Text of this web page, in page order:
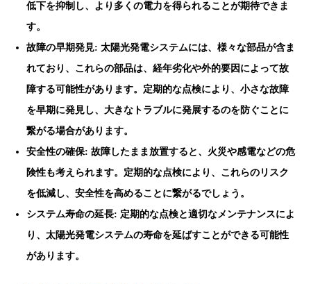
低下を抑制し、より多くの電力を得られることが期待できま
す。
故障の早期発見: 太陽光発電システムには、様々な部品が含ま
れており、これらの部品は、経年劣化や外的要因によって故
障する可能性があります。定期的な点検により、小さな故障
を早期に発見し、大きなトラブルに発展するのを防ぐことに
繋がる場合があります。
安全性の確保: 故障したまま放置すると、火災や感電などの危
険性も考えられます。定期的な点検により、これらのリスク
を低減し、安全性を高めることに繋がるでしょう。
システム寿命の延長: 定期的な点検と適切なメンテナンスによ
り、太陽光発電システムの寿命を延ばすことができる可能性
があります。